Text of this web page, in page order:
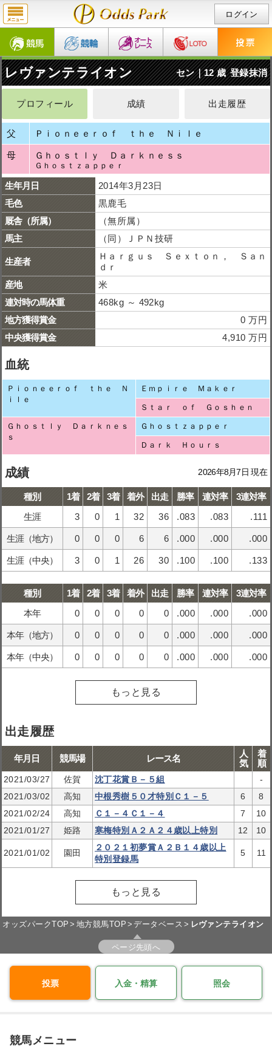
ログイン
レヴァンテライオン セン｜12 歳 登録抹消
プロフィール 成績 出走履歴
父 Ｐｉｏｎｅｅｒｏｆ ｔｈｅ Ｎｉｌｅ
母 Ｇｈｏｓｔｌｙ Ｄａｒｋｎｅｓｓ
Ｇｈｏｓｔｚａｐｐｅｒ
生年月日
2014年3月23日
毛色
黒鹿毛
厩舎（所属）
（無所属）
馬主
（同）ＪＰＮ技研
生産者
Ｈａｒｇｕｓ Ｓｅｘｔｏｎ， Ｓａｎ
ｄｒ
産地
米
連対時の馬体重
468kg ～ 492kg
地方獲得賞金
0 万円
中央獲得賞金
4,910 万円
血統
Ｐｉｏｎｅｅｒｏｆ ｔｈｅ Ｎ
ｉｌｅ
Ｅｍｐｉｒｅ Ｍａｋｅｒ
Ｓｔａｒ ｏｆ Ｇｏｓｈｅｎ
Ｇｈｏｓｔｌｙ Ｄａｒｋｎｅｓ
ｓ
Ｇｈｏｓｔｚａｐｐｅｒ
Ｄａｒｋ Ｈｏｕｒｓ
成績 2026年8月7日 現在
種別 1着 2着 3着 着外 出走 勝率 連対率
3連対率
生涯
3 0 1 32 36 .083 .083 .111
生涯（地方） 0 0 0 6 6 .000 .000 .000
生涯（中央） 3 0 1 26 30 .100 .100 .133
種別 1着 2着 3着 着外 出走 勝率 連対率
3連対率
本年
0 0 0 0 0 .000 .000 .000
本年（地方） 0 0 0 0 0 .000 .000 .000
本年（中央） 0 0 0 0 0 .000 .000 .000
もっと見る
出走履歴
年月日 競馬場 レース名
人
気
着
順
2021/03/27 佐賀 沈丁花賞Ｂ－５組
-
2021/03/02
高知 中根秀樹５０才特別Ｃ１－５ 6
8
2021/02/24
高知 Ｃ１－４Ｃ１－４ 7
10
2021/01/27
姫路 寒梅特別Ａ２Ａ２４歳以上特別 12 10
2021/01/02 園田
２０２１初夢賞Ａ２Ｂ１４歳以上
特別登録馬
5 11
もっと見る
オッズパークTOP 地方競馬TOP データベース レヴァンテライオン
ページ先頭へ
投票 入金・精算 照会
競馬メニュー